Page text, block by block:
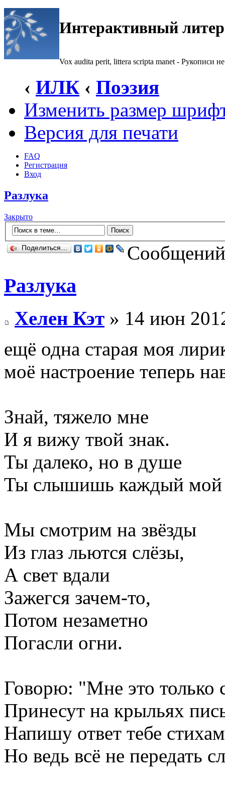
Интерактивный
Vox audita perit, littera scripta manet - Рукописи не
‹ ИЛК ‹ Поэзия
Изменить размер
Версия для печати
FAQ
Регистрация
Вход
Разлука
Закрыто
Поделиться…
Разлука
Хелен Кэт » 14 июн
ещё одна старая моя
моё настроение теперь
Знай, тяжело мне
И я вижу твой знак.
Ты далеко, но в душе
Ты слышишь каждый мой
Мы смотрим на звёзды
Из глаз льются слёзы,
А свет вдали
Зажегся зачем-то,
Потом незаметно
Погасли огни.
Говорю: "Мне это только
Принесут на крыльях
Напишу ответ тебе
Но ведь всё не передать